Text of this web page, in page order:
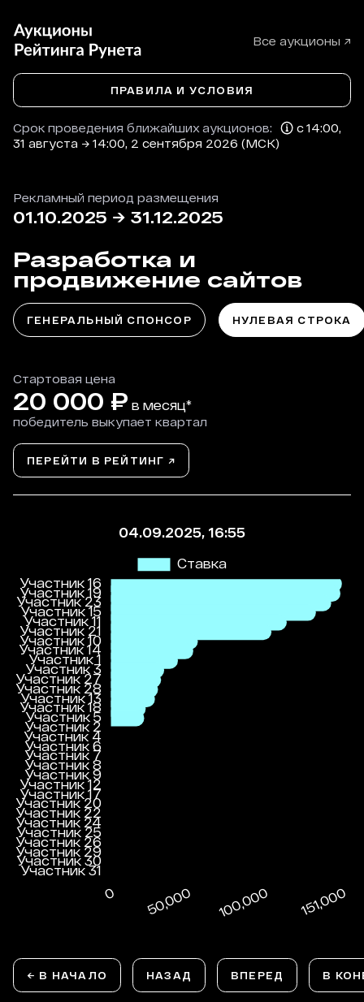
Все аукционы ↗
Срок проведения ближайших аукционов:
с 14:00,
31 августа → 14:00, 2 сентября 2026 (МСК)
ПРАВИЛА И УСЛОВИЯ
Рекламный период размещения
01.10.2025 → 31.12.2025
Разработка и
продвижение сайтов
ГЕНЕРАЛЬНЫЙ СПОНСОР НУЛЕВАЯ СТРОКА
Стартовая цена
20 000 ₽ в месяц*
победитель выкупает квартал
ПЕРЕЙТИ В РЕЙТИНГ ↗
← В НАЧАЛО НАЗАД ВПЕРЕД В